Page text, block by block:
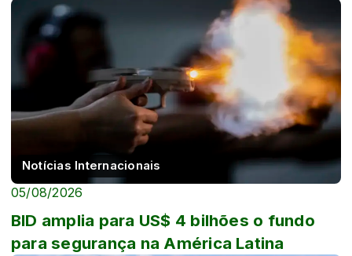
Notícias Internacionais
05/08/2026
BID amplia para US$ 4 bilhões o fundo
para segurança na América Latina